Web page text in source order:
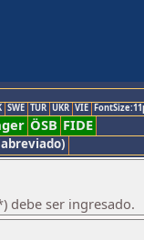
SWE TUR UKR VIE
ÖSB FIDE
debe ser ingresado.